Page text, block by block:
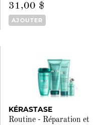
31,00 $
AJOUTER
KÉRASTASE
Routine - Réparation et